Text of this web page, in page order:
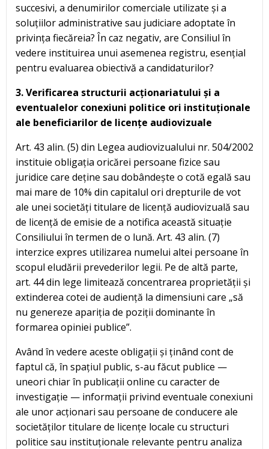
succesivi, a denumirilor comerciale utilizate și a
soluțiilor administrative sau judiciare adoptate în
privința fiecăreia? În caz negativ, are Consiliul în
vedere instituirea unui asemenea registru, esențial
pentru evaluarea obiectivă a candidaturilor?
3. Verificarea structurii acționariatului și a
eventualelor conexiuni politice ori instituționale
ale beneficiarilor de licențe audiovizuale
Art. 43 alin. (5) din Legea audiovizualului nr. 504/2002
instituie obligația oricărei persoane fizice sau
juridice care deține sau dobândește o cotă egală sau
mai mare de 10% din capitalul ori drepturile de vot
ale unei societăți titulare de licență audiovizuală sau
de licență de emisie de a notifica această situație
Consiliului în termen de o lună. Art. 43 alin. (7)
interzice expres utilizarea numelui altei persoane în
scopul eludării prevederilor legii. Pe de altă parte,
art. 44 din lege limitează concentrarea proprietății și
extinderea cotei de audiență la dimensiuni care „să
nu genereze apariția de poziții dominante în
formarea opiniei publice”.
Având în vedere aceste obligații și ținând cont de
faptul că, în spațiul public, s-au făcut publice —
uneori chiar în publicații online cu caracter de
investigație — informații privind eventuale conexiuni
ale unor acționari sau persoane de conducere ale
societăților titulare de licențe locale cu structuri
politice sau instituționale relevante pentru analiza